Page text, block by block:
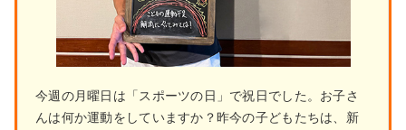
今週の月曜日は「スポーツの日」で祝日でした。お子さ
んは何か運動をしていますか？昨今の子どもたちは、新